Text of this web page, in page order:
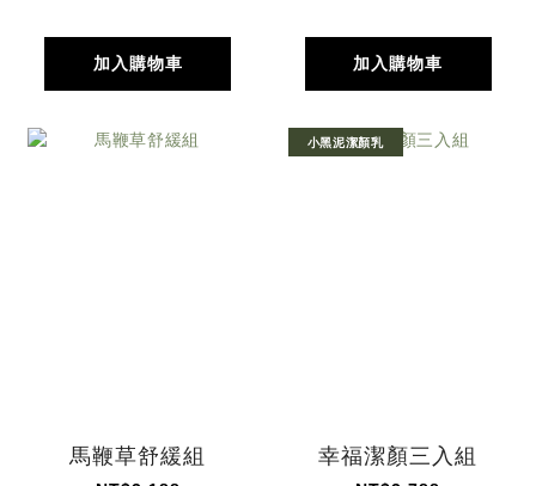
加入購物車 加入購物車
馬鞭草舒緩組
小黑泥潔顏乳
幸福潔顏三入組